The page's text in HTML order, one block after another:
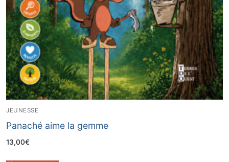
JEUNESSE
Panaché aime la gemme
13,00€